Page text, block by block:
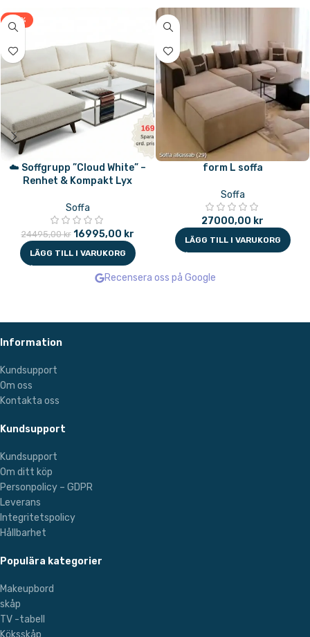
-31%
☁️ Soffgrupp ”Cloud White” –
Renhet & Kompakt Lyx
Soffa
24495,00kr 16995,00 kr
LÄGG TILL I VARUKORG
form L soffa
Soffa
27000,00 kr
LÄGG TILL I VARUKORG
Recensera oss på Google
Information
Kundsupport
Om oss
Kontakta oss
Kundsupport
Kundsupport
Om ditt köp
Personpolicy – GDPR
Leverans
Integritetspolicy
Hållbarhet
Populära kategorier
Makeupbord
skåp
TV -tabell
Köksskåp